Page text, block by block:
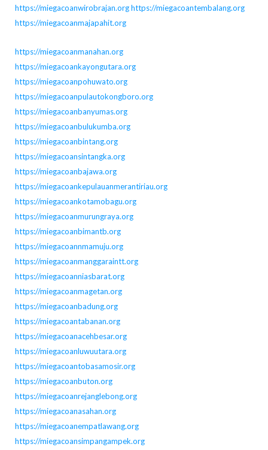
https://miegacoanwirobrajan.orghttps://miegacoantembalang.org
https://miegacoanmajapahit.org
https://miegacoanmanahan.org
https://miegacoankayongutara.org
https://miegacoanpohuwato.org
https://miegacoanpulautokongboro.org
https://miegacoanbanyumas.org
https://miegacoanbulukumba.org
https://miegacoanbintang.org
https://miegacoansintangka.org
https://miegacoanbajawa.org
https://miegacoankepulauanmerantiriau.org
https://miegacoankotamobagu.org
https://miegacoanmurungraya.org
https://miegacoanbimantb.org
https://miegacoannmamuju.org
https://miegacoanmanggaraintt.org
https://miegacoanniasbarat.org
https://miegacoanmagetan.org
https://miegacoanbadung.org
https://miegacoantabanan.org
https://miegacoanacehbesar.org
https://miegacoanluwuutara.org
https://miegacoantobasamosir.org
https://miegacoanbuton.org
https://miegacoanrejanglebong.org
https://miegacoanasahan.org
https://miegacoanempatlawang.org
https://miegacoansimpangampek.org